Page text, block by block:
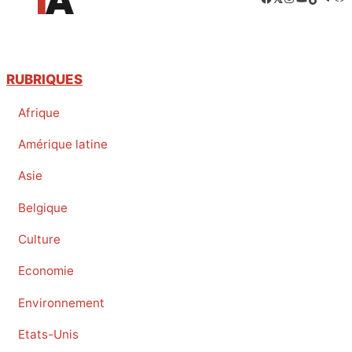
RUBRIQUES
Afrique
Amérique latine
Asie
Belgique
Culture
Economie
Environnement
Etats-Unis